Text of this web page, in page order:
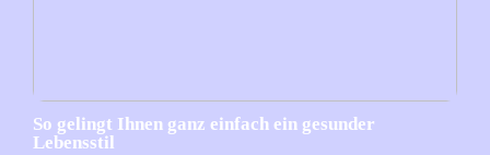
So gelingt Ihnen ganz einfach ein gesunder
Lebensstil